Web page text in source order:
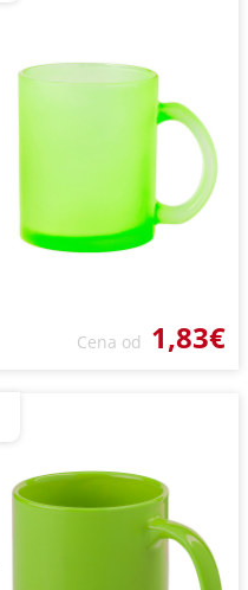
Cena od 1,83€